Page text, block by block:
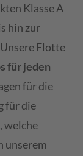
Klasse A
hin zur
Flotte
für jeden
für die
für die
welche
unserem